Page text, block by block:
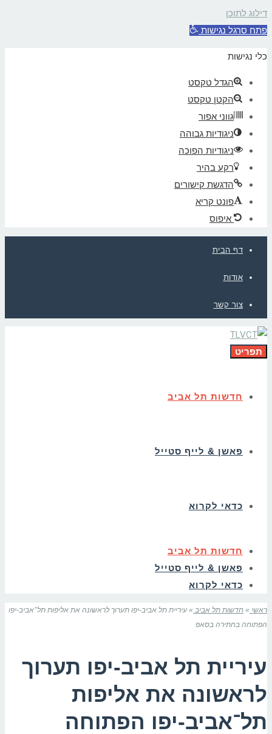
דילוג לתוכן
פתח סרגל נגישות
כלי נגישות
הגדל טקסט
הקטן טקסט
גווני אפור
ניגודיות גבוהה
ניגודיות הפוכה
רקע בהיר
הדגשת קישורים
פונט קריא
איפוס
דף הבית
אודות
צור קשר
תפריט
חדשות תל אביב
פאשן & לייף סטייל
כדאי לקרוא
חדשות תל אביב
פאשן & לייף סטייל
כדאי לקרוא
ראשי » חדשות תל אביב » עיריית תל אביב-יפו תערוך לראשונה את אליפות תל־אביב-יפו
הפתוחה בחתירה בסאפ
עיריית תל אביב-יפו תערוך
לראשונה את אליפות
תל־אביב-יפו הפתוחה